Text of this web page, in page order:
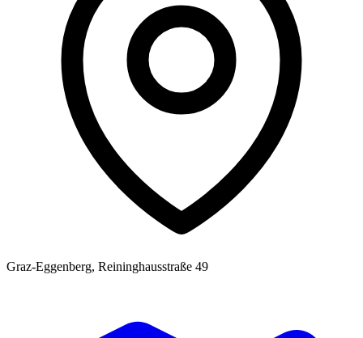
Graz-Eggenberg, Reininghausstraße 49